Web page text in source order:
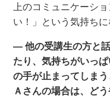
上のコミュニケーシ
い！」という気持ちに
― 他の受講生の方と
たり、気持ちがいっ
の手が止まってしまう
Ａさんの場合は、ど